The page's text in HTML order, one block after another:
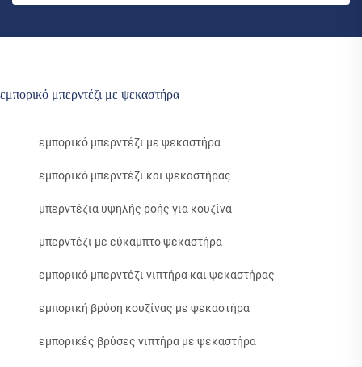
εμπορικό μπερντέζι με ψεκαστήρα
εμπορικό μπερντέζι με ψεκαστήρα
εμπορικό μπερντέζι και ψεκαστήρας
μπερντέζια υψηλής ροής για κουζίνα
μπερντέζι με εύκαμπτο ψεκαστήρα
εμπορικό μπερντέζι νιπτήρα και ψεκαστήρας
εμπορική βρύση κουζίνας με ψεκαστήρα
εμπορικές βρύσες νιπτήρα με ψεκαστήρα